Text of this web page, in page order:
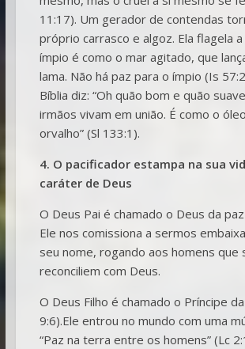
11:17). Um gerador de contendas
próprio carrasco e algoz. Ela flagela
ímpio é como o mar agitado, que
lama. Não há paz para o ímpio (Is
Bíblia diz: “Oh quão bom e quão
irmãos vivam em união. É como o
orvalho” (Sl 133:1).
4. O pacificador estampa na sua
caráter de Deus
O Deus Pai é chamado o Deus da
Ele nos comissiona a sermos
seu nome, rogando aos homens que
reconciliem com Deus.
O Deus Filho é chamado o Príncipe
9:6).Ele entrou no mundo com uma
“Paz na terra entre os homens” (Lc